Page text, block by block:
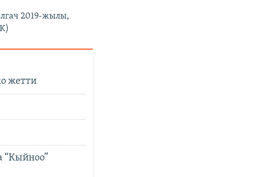
2019-жылы,
жетти
“Кыйноо”